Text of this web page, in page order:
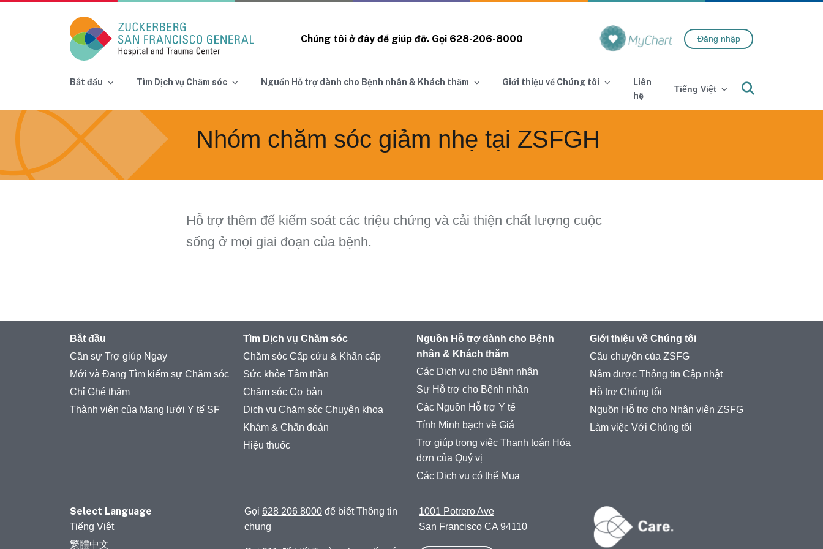
Chúng tôi ở đây để giúp đỡ. Gọi 628-206-8000 Đăng nhập
Bắt đầu Tìm Dịch vụ Chăm sóc Nguồn Hỗ trợ dành cho Bệnh nhân & Khách thăm Giới thiệu về Chúng tôi
Liên
hệ
Tiếng Việt
Nhóm chăm sóc giảm nhẹ tại ZSFGH
Hỗ trợ thêm để kiểm soát các triệu chứng và cải thiện chất lượng cuộc
sống ở mọi giai đoạn của bệnh.
Bắt đầu
Cần sự Trợ giúp Ngay
Mới và Đang Tìm kiếm sự Chăm sóc
Chỉ Ghé thăm
Thành viên của Mạng lưới Y tế SF
Tìm Dịch vụ Chăm sóc
Chăm sóc Cấp cứu & Khẩn cấp
Sức khỏe Tâm thần
Chăm sóc Cơ bản
Dịch vụ Chăm sóc Chuyên khoa
Khám & Chẩn đoán
Hiệu thuốc
Nguồn Hỗ trợ dành cho Bệnh
nhân & Khách thăm
Các Dịch vụ cho Bệnh nhân
Sự Hỗ trợ cho Bệnh nhân
Các Nguồn Hỗ trợ Y tế
Tính Minh bạch về Giá
Trợ giúp trong việc Thanh toán Hóa
đơn của Quý vị
Các Dịch vụ có thể Mua
Giới thiệu về Chúng tôi
Câu chuyện của ZSFG
Nắm được Thông tin Cập nhật
Hỗ trợ Chúng tôi
Nguồn Hỗ trợ cho Nhân viên ZSFG
Làm việc Với Chúng tôi
Select Language
Tiếng Việt
繁體中文
Gọi 628 206 8000 để biết Thông tin
chung
1001 Potrero Ave
San Francisco CA 94110